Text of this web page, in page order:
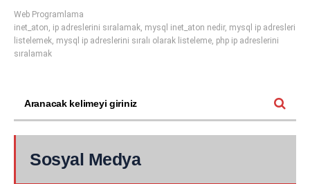
Web Programlama
inet_aton, ip adreslerini sıralamak, mysql inet_aton nedir, mysql ip adresleri
listelemek, mysql ip adreslerini sıralı olarak listeleme, php ip adreslerini
sıralamak
Sosyal Medya